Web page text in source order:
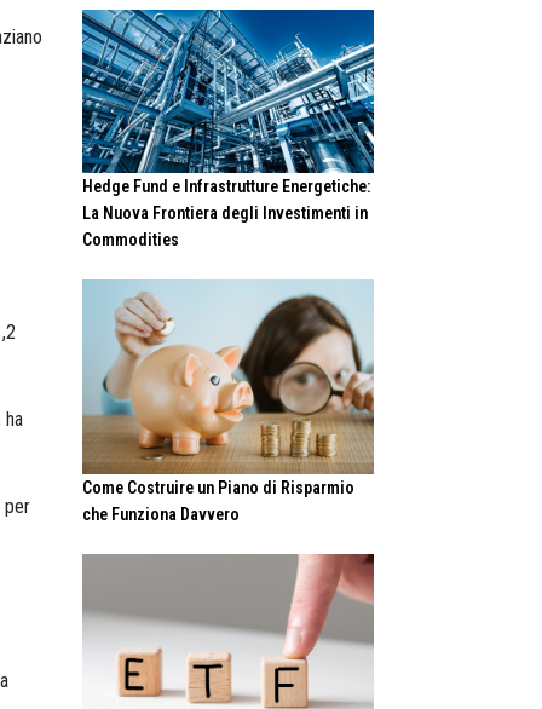
ha
per
Hedge Fund e Infrastrutture Energetiche:
La Nuova Frontiera degli Investimenti in
Commodities
Come Costruire un Piano di Risparmio
che Funziona Davvero